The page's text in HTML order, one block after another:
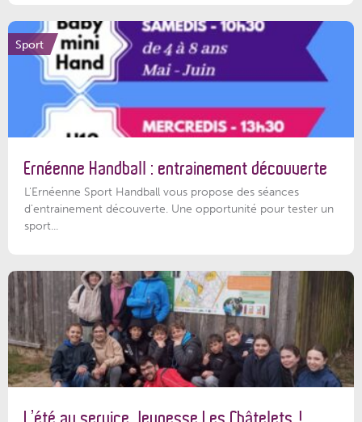
Sport
Ernéenne Handball : entrainement découverte
L'Ernéenne Sport Handball vous propose des séances
d'entrainement découverte. Une opportunité pour tester un
sport...